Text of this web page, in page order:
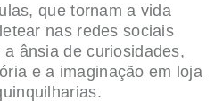
que tornam a vida
nas redes sociais
ânsia de curiosidades,
e a imaginação em loja